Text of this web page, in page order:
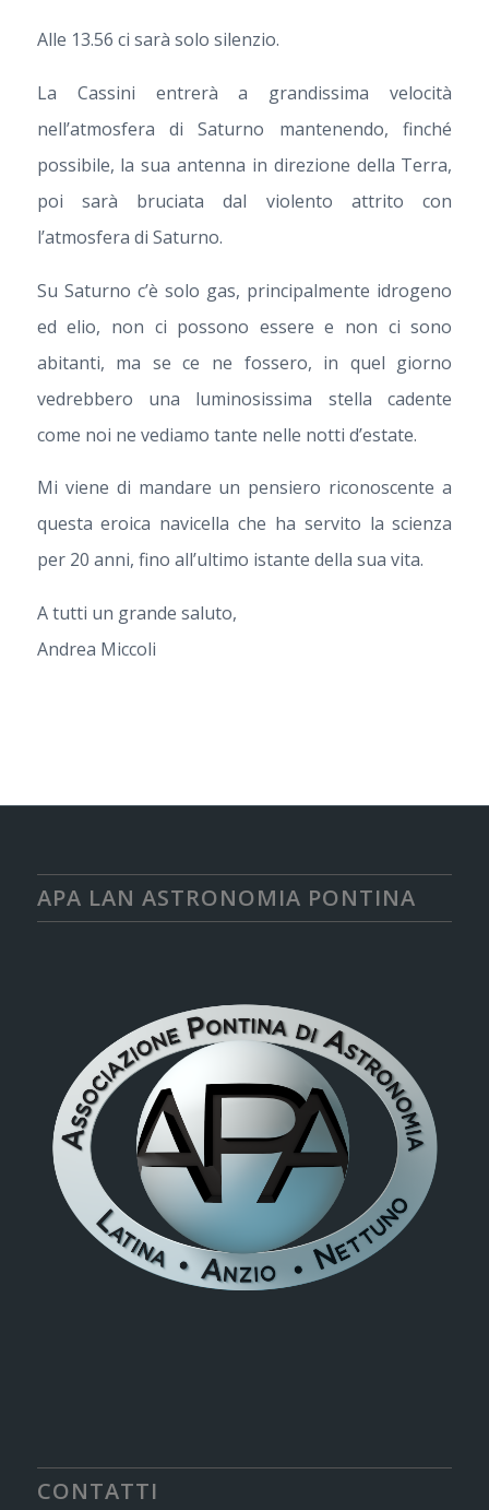
Alle 13.56 ci sarà solo silenzio.
La Cassini entrerà a grandissima velocità
nell’atmosfera di Saturno mantenendo, finché
possibile, la sua antenna in direzione della Terra,
poi sarà bruciata dal violento attrito con
l’atmosfera di Saturno.
Su Saturno c’è solo gas, principalmente idrogeno
ed elio, non ci possono essere e non ci sono
abitanti, ma se ce ne fossero, in quel giorno
vedrebbero una luminosissima stella cadente
come noi ne vediamo tante nelle notti d’estate.
Mi viene di mandare un pensiero riconoscente a
questa eroica navicella che ha servito la scienza
per 20 anni, fino all’ultimo istante della sua vita.
A tutti un grande saluto,
Andrea Miccoli
APA LAN ASTRONOMIA PONTINA
CONTATTI